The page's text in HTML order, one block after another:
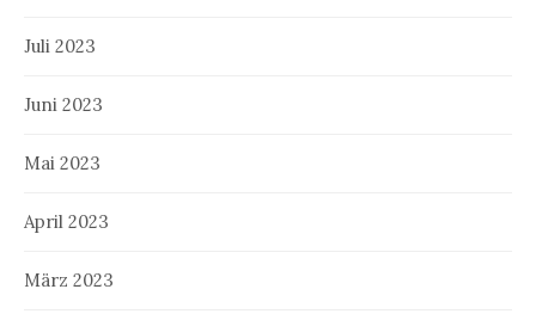
Juli 2023
Juni 2023
Mai 2023
April 2023
März 2023